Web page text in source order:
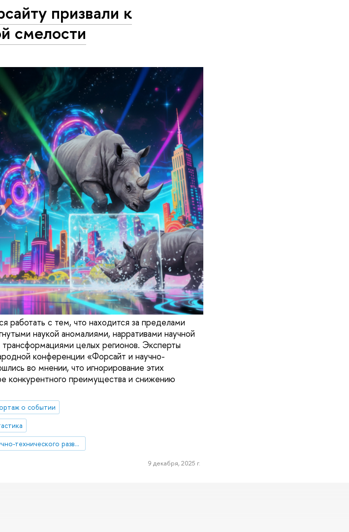
призвали к
смелости
работать с тем, что находится за пределами
наукой аномалиями, нарративами научной
целых регионов. Эксперты
конференции «Форсайт и научно-
во мнении, что игнорирование этих
конкурентного преимущества и снижению
о событии
Прогноз научно-технического развития
9 декабря, 2025 г.